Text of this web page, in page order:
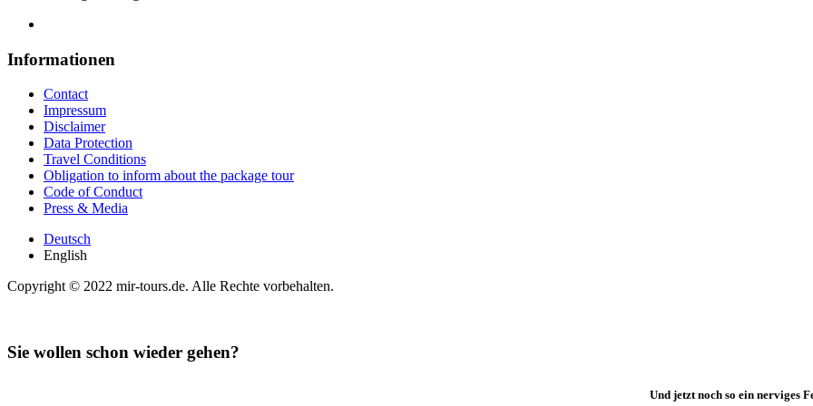
Informationen
Contact
Impressum
Disclaimer
Data Protection
Travel Conditions
Obligation to inform about the package tour
Code of Conduct
Press & Media
Und jetzt noch so ein nerviges
Deutsch
English
Copyright © 2022 mir-tours.de. Alle Rechte vorbehalten.
Sie wollen schon wieder gehen?